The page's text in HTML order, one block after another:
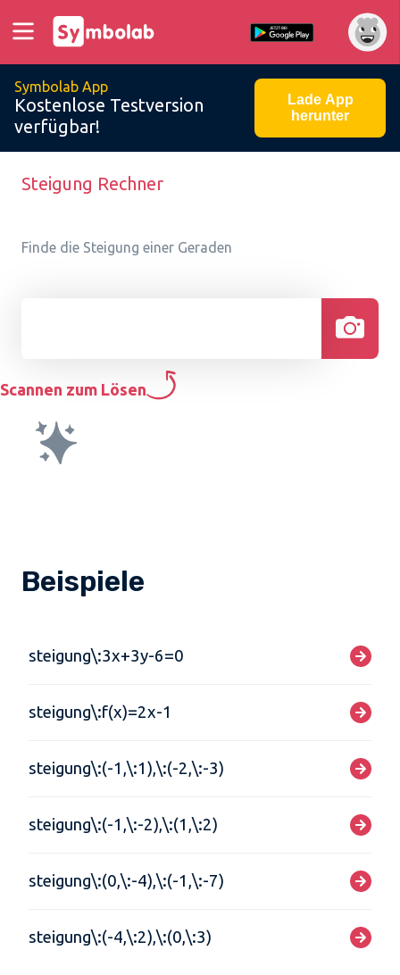
Symbolab App
Kostenlose Testversion
verfügbar!
Lade App
herunter
Steigung Rechner
Finde die Steigung einer Geraden
Scannen zum Lösen
Beispiele
steigung\:3x+3y-6=0
steigung\:f(x)=2x-1
steigung\:(-1,\:1),\:(-2,\:-3)
steigung\:(-1,\:-2),\:(1,\:2)
steigung\:(0,\:-4),\:(-1,\:-7)
steigung\:(-4,\:2),\:(0,\:3)